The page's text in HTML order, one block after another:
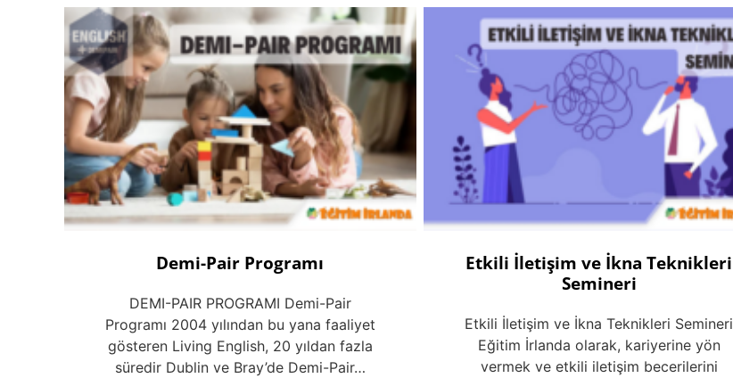
Demi-Pair Programı
DEMI-PAIR PROGRAMI Demi-Pair
Programı 2004 yılından bu yana faaliyet
gösteren Living English, 20 yıldan fazla
süredir Dublin ve Bray’de Demi-Pair…
Etkili İletişim ve İkna Teknikleri
Semineri
Etkili İletişim ve İkna Teknikleri Semineri
Eğitim İrlanda olarak, kariyerine yön
vermek ve etkili iletişim becerilerini